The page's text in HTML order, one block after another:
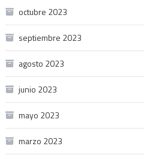
octubre 2023
septiembre 2023
agosto 2023
junio 2023
mayo 2023
marzo 2023